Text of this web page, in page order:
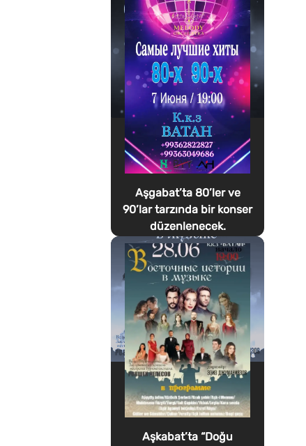
Aşgabat’ta 80’ler ve
90’lar tarzında bir konser
düzenlenecek.
Aşkabat’ta “Doğu